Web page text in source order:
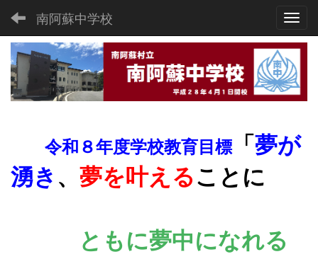
南阿蘇中学校
令和８年度学校教育目標 「 夢が
湧き 、 夢を叶えることに
ともに夢中になれる